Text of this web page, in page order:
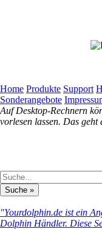
Home Produkte Support
Sonderangebote
Auf Desktop-Rechnern
vorlesen lassen. Das
"Yourdolphin.de ist ein
Dolphin Händler. Diese